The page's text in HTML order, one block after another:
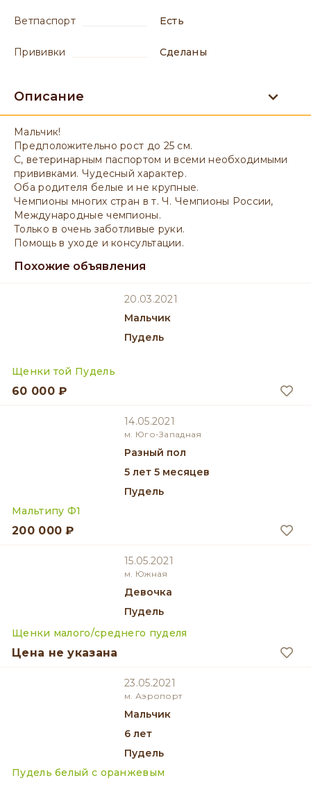
ветпаспорт есть
прививки сделаны
Описание
Мальчик!
Предположительно рост до 25 см.
С, ветеринарным паспортом и всеми необходимыми
прививками. Чудесный характер.
Оба родителя белые и не крупные.
Чемпионы многих стран в т. Ч. Чемпионы России,
Международные чемпионы.
Только в очень заботливые руки.
Помощь в уходе и консультации.
Похожие объявления
20.03.2021
мальчик
Пудель
Щенки той Пудель
60 000 ₽
14.05.2021
м. Юго-Западная
разный пол
5 лет 5 месяцев
Пудель
Мальтипу Ф1
200 000 ₽
15.05.2021
м. Южная
девочка
Пудель
Щенки малого/среднего пуделя
Цена не указана
23.05.2021
м. Аэропорт
мальчик
6 лет
Пудель
Пудель белый с оранжевым